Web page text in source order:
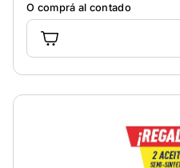
O comprá al contado